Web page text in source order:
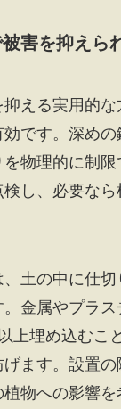
害を抑えら
える実用的な
です。深めの
物理的に制限
し、必要なら
土の中に仕切
金属やプラス
上埋め込むこ
ます。設置
物への影響を